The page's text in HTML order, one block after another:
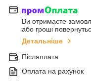
Ви отримаєте
або гроші
Детальніше
Післяплата
Оплата на рахунок